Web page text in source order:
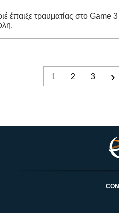
έπαιξε τραυματίας στο Game
1 2 3 ›